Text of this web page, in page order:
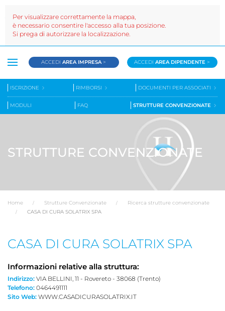
ACCEDIAREA IMPRESA > ACCEDIAREA DIPENDENTE >
ISCRIZIONE RIMBORSI DOCUMENTI PER ASSOCIATI
MODULI FAQ STRUTTURE CONVENZIONATE
STRUTTURE CONVENZIONATE
Home Strutture Convenzionate
Ricerca strutture convenzionate
CASA DI CURA SOLATRIX SPA
CASA DI CURA SOLATRIX SPA
Informazioni relative alla struttura:
Indirizzo: VIA BELLINI, 11 - Rovereto - 38068 (Trento)
Telefono: 0464491111
Sito Web: WWW.CASADICURASOLATRIX.IT
Per visualizzare correttamente la mappa,
è necessario consentire l'accesso alla tua posizione.
Si prega di autorizzare la localizzazione.